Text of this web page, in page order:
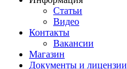
Статьи
Видео
Контакты
Вакансии
Магазин
Документы и лицензии